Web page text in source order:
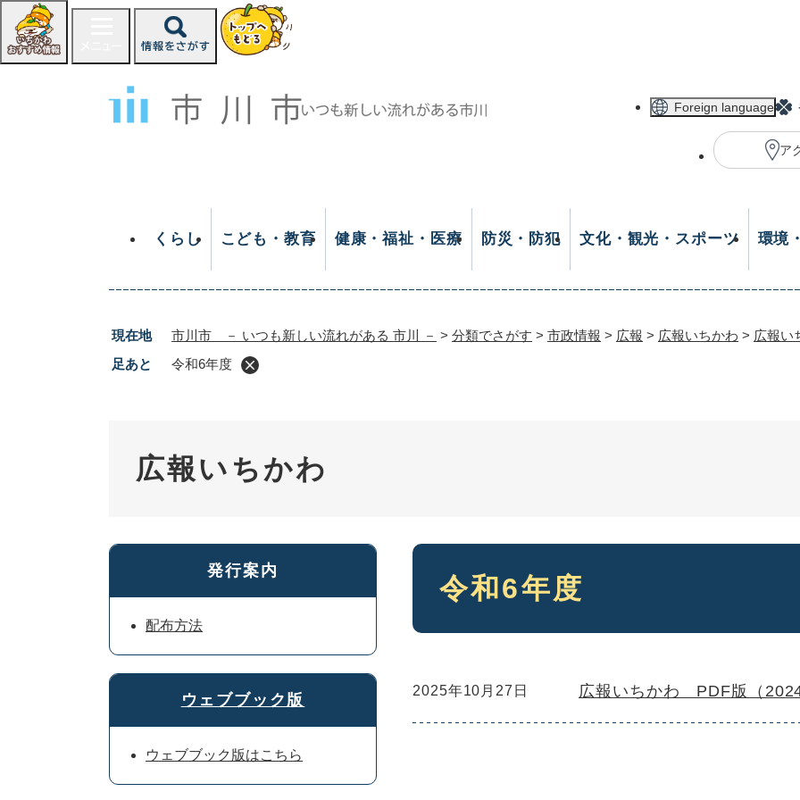
ジ
Foreign language
ア
くらし こども・教育 健康・福祉・医療 防災・防犯 文化・観光・スポーツ 環境
現在地 市川市 － いつも新しい流れがある 市川 － > 分類でさがす > 市政情報 > 広報 > 広報いちかわ > 広報い
足あと
令和6年度
広報いちかわ
本
令和6年度
2025年10月27日 広報いちかわ PDF版（
発行案内
配布方法
ウェブブック版
ウェブブック版はこちら